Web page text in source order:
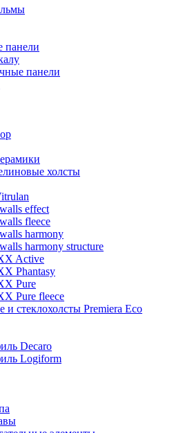
панели
панели
холсты
effect
fleece
harmony
harmony structure
Active
Phantasy
Pure
Pure fleece
и стеклохолсты Premiera Eco
Decaro
Logiform